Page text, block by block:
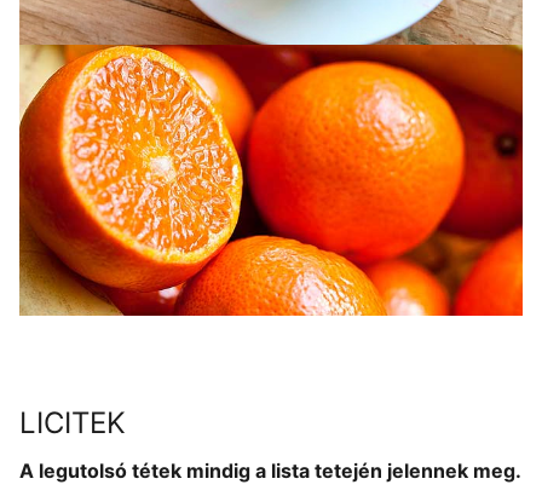
LICITEK
A legutolsó tétek mindig a lista tetején jelennek meg.